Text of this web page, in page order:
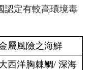
認定有較高環境毒
屬風險之海鮮
西洋胸棘鯛/深海